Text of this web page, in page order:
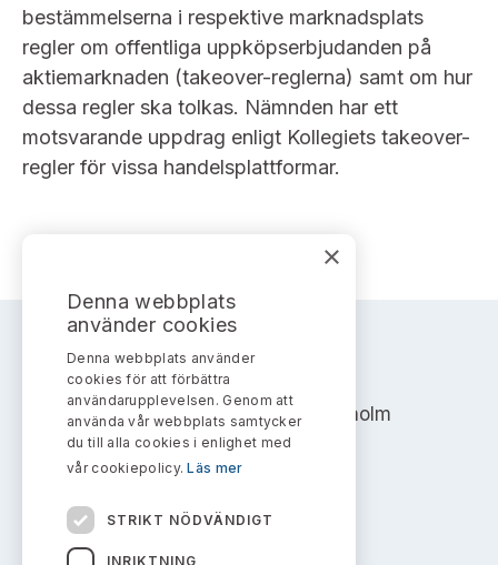
bestämmelserna i respektive marknadsplats
regler om offentliga uppköpserbjudanden på
aktiemarknaden (takeover-reglerna) samt om hur
dessa regler ska tolkas. Nämnden har ett
motsvarande uppdrag enligt Kollegiets takeover-
regler för vissa handelsplattformar.
AKTIEMARKNADSNÄMNDEN
Address: Box 7354, 103 90 Stockholm
info@aktiemarknadsnamnden.se
Om innehållet
×
Denna webbplats
använder cookies
Denna webbplats använder
cookies för att förbättra
användarupplevelsen. Genom att
använda vår webbplats samtycker
du till alla cookies i enlighet med
vår cookiepolicy.Läs mer
STRIKT NÖDVÄNDIGT
INRIKTNING